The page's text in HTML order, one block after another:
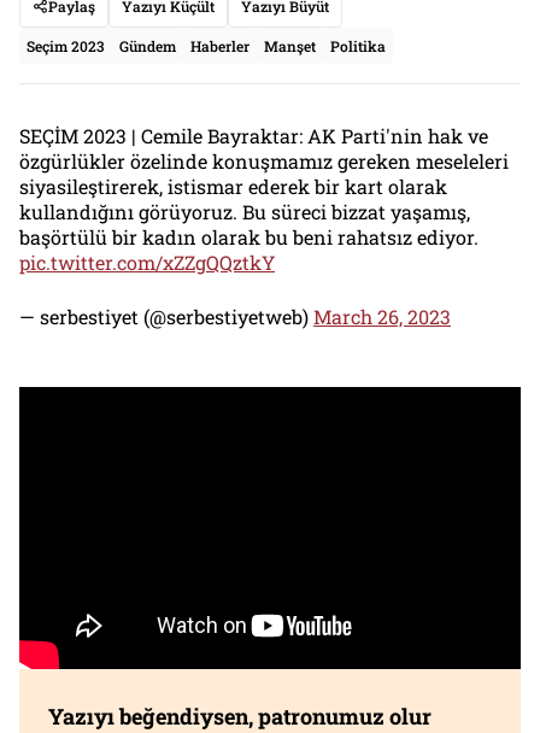
Paylaş
Yazıyı Küçült Yazıyı Büyüt
Seçim 2023 Gündem Haberler Manşet Politika
SEÇİM 2023 | Cemile Bayraktar: AK Parti'nin hak ve
özgürlükler özelinde konuşmamız gereken meseleleri
siyasileştirerek, istismar ederek bir kart olarak
kullandığını görüyoruz. Bu süreci bizzat yaşamış,
başörtülü bir kadın olarak bu beni rahatsız ediyor.
pic.twitter.com/xZZgQQztkY
— serbestiyet (@serbestiyetweb)March 26, 2023
Yazıyı beğendiysen, patronumuz olur